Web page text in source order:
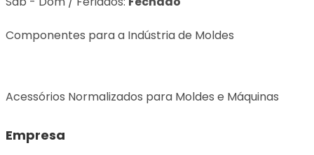
Componentes para a Indústria de Moldes
Acessórios Normalizados para Moldes e Máquinas
Empresa